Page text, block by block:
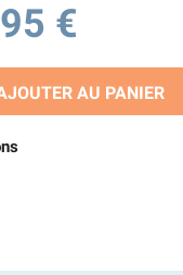
€
AU PANIER